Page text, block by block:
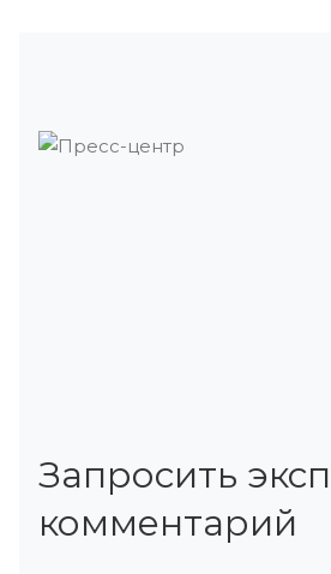
Запросить
комментарий